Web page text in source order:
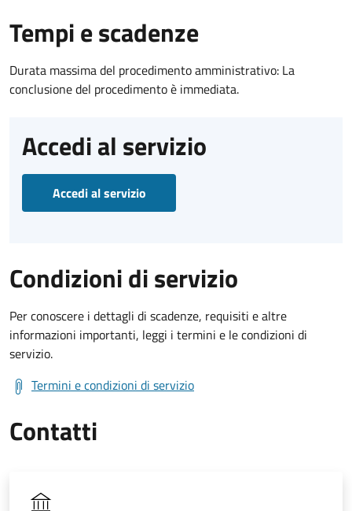
Tempi e scadenze
Durata massima del procedimento amministrativo: La
conclusione del procedimento è immediata.
Accedi al servizio
Accedi al servizio
Condizioni di servizio
Per conoscere i dettagli di scadenze, requisiti e altre
informazioni importanti, leggi i termini e le condizioni di
servizio.
Termini e condizioni di servizio
Contatti